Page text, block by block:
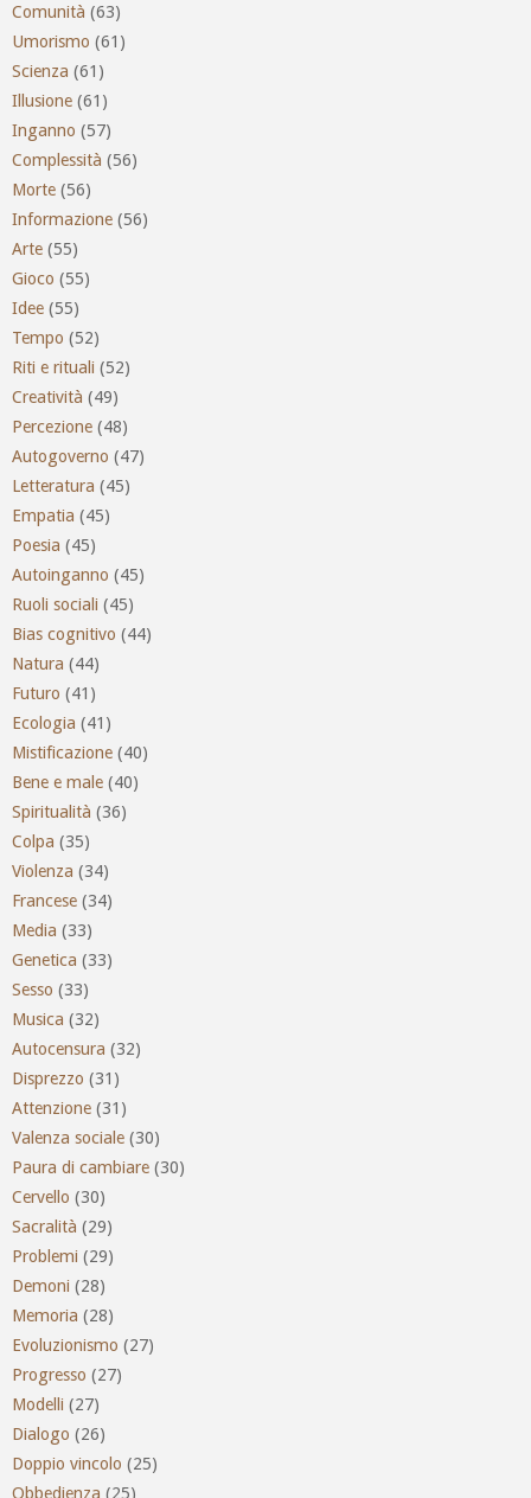
Comunità (63)
Umorismo (61)
Scienza (61)
Illusione (61)
Inganno (57)
Complessità (56)
Morte (56)
Informazione (56)
Arte (55)
Gioco (55)
Idee (55)
Tempo (52)
Riti e rituali (52)
Creatività (49)
Percezione (48)
Autogoverno (47)
Letteratura (45)
Empatia (45)
Poesia (45)
Autoinganno (45)
Ruoli sociali (45)
Bias cognitivo (44)
Natura (44)
Futuro (41)
Ecologia (41)
Mistificazione (40)
Bene e male (40)
Spiritualità (36)
Colpa (35)
Violenza (34)
Francese (34)
Media (33)
Genetica (33)
Sesso (33)
Musica (32)
Autocensura (32)
Disprezzo (31)
Attenzione (31)
Valenza sociale (30)
Paura di cambiare (30)
Cervello (30)
Sacralità (29)
Problemi (29)
Demoni (28)
Memoria (28)
Evoluzionismo (27)
Progresso (27)
Modelli (27)
Dialogo (26)
Doppio vincolo (25)
Obbedienza (25)